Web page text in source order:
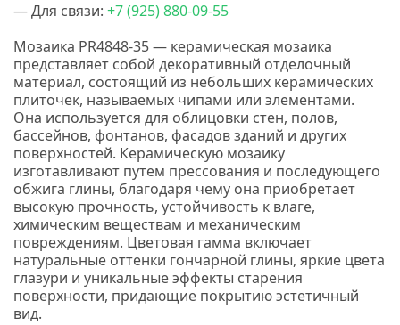
— Для связи: +7(925) 880-09-55
Мозаика PR4848-35 — керамическая мозаика
представляет собой декоративный отделочный
материал, состоящий из небольших керамических
плиточек, называемых чипами или элементами.
Она используется для облицовки стен, полов,
бассейнов, фонтанов, фасадов зданий и других
поверхностей. Керамическую мозаику
изготавливают путем прессования и последующего
обжига глины, благодаря чему она приобретает
высокую прочность, устойчивость к влаге,
химическим веществам и механическим
повреждениям. Цветовая гамма включает
натуральные оттенки гончарной глины, яркие цвета
глазури и уникальные эффекты старения
поверхности, придающие покрытию эстетичный
вид.